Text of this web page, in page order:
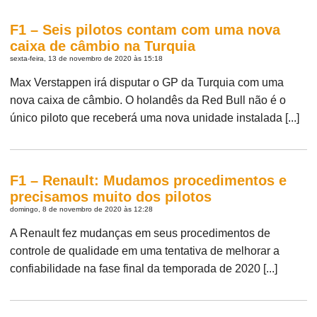
F1 – Seis pilotos contam com uma nova
caixa de câmbio na Turquia
sexta-feira, 13 de novembro de 2020 às 15:18
Max Verstappen irá disputar o GP da Turquia com uma
nova caixa de câmbio. O holandês da Red Bull não é o
único piloto que receberá uma nova unidade instalada [...]
F1 – Renault: Mudamos procedimentos e
precisamos muito dos pilotos
domingo, 8 de novembro de 2020 às 12:28
A Renault fez mudanças em seus procedimentos de
controle de qualidade em uma tentativa de melhorar a
confiabilidade na fase final da temporada de 2020 [...]